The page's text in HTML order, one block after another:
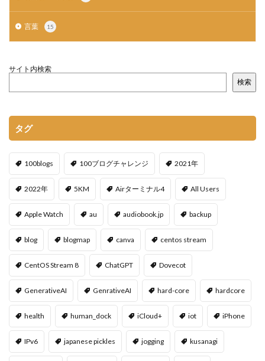
言葉 15
サイト内検索
検索
タグ
100blogs 100ブログチャレンジ 2021年
2022年 5KM Airターミナル4 All Users
Apple Watch au audiobook.jp backup
blog blogmap canva centos stream
CentOS Stream 8 ChatGPT Dovecot
GenerativeAI GenrativeAI hard-core hardcore
health human_dock iCloud+ iot iPhone
IPv6 japanese pickles jogging kusanagi